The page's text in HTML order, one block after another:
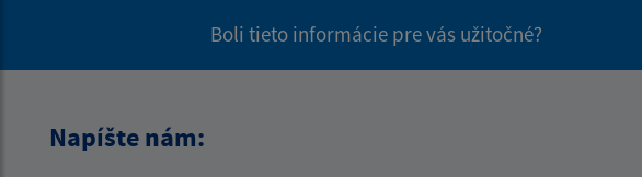
Boli tieto informácie pre vás užitočné?
Napíšte nám: